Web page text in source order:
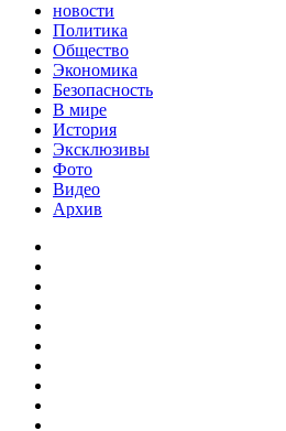
новости
Политика
Общество
Экономика
Безопасность
В мире
История
Эксклюзивы
Фото
Видео
Архив